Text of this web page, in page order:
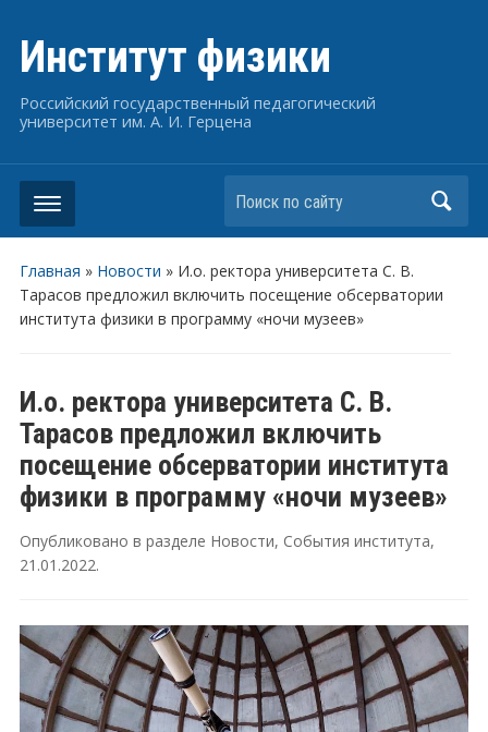
Институт физики
Российский государственный педагогический
университет им. А. И. Герцена
Поиск по сайту
Главная » Новости » И.о. ректора университета С. В.
Тарасов предложил включить посещение обсерватории
института физики в программу «ночи музеев»
И.о. ректора университета С. В.
Тарасов предложил включить
посещение обсерватории института
физики в программу «ночи музеев»
Опубликовано в разделе Новости, События института,
21.01.2022.